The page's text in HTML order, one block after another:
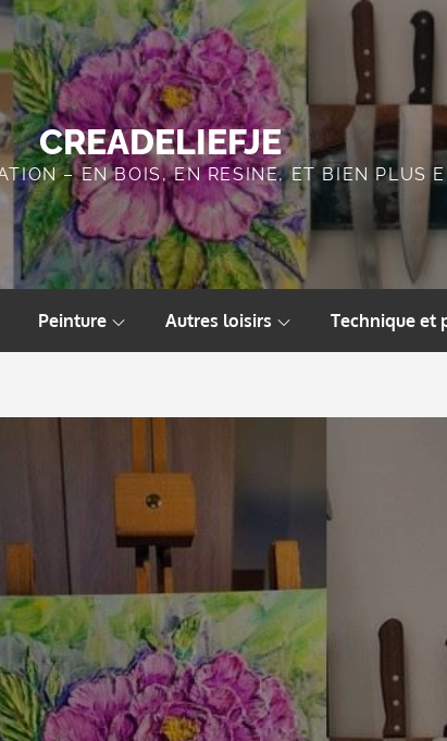
CREADELIEFJE
– EN BOIS, EN RESINE, ET BIEN PLUS
Peinture Autres loisirs Technique et